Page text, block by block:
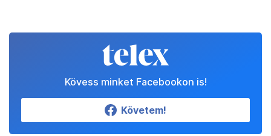
Kövess minket Facebookon is!
Követem!